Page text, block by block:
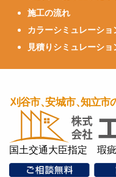
施工の流れ
カラーシミュレーショ
見積りシミュレーショ
国土交通大臣指定 瑕